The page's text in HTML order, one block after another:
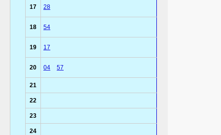
17 28
18 54
19 17
20 04 57
21
22
23
24